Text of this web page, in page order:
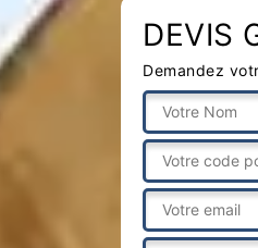
DEVIS
Demandez